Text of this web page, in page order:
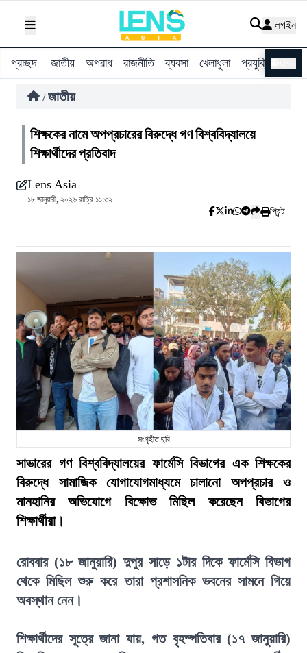
লগইন
প্রচ্ছদ জাতীয় অপরাধ রাজনীতি ব্যবসা খেলাধুলা প্রযুক্তি
/ জাতীয়
শিক্ষকের নামে অপপ্রচারের বিরুদ্ধে গণ বিশ্ববিদ্যালয়ে
শিক্ষার্থীদের প্রতিবাদ
Lens Asia
১৮ জানুয়ারী, ২০২৬ রাত্রি ১১:৩২
প্রিন্ট
সংগৃহীত ছবি
সাভারের গণ বিশ্ববিদ্যালয়ের ফার্মেসি বিভাগের এক শিক্ষকের
বিরুদ্ধে সামাজিক যোগাযোগমাধ্যমে চালানো অপপ্রচার ও
মানহানির অভিযোগে বিক্ষোভ মিছিল করেছেন বিভাগের
শিক্ষার্থীরা।
রোববার (১৮ জানুয়ারি) দুপুর সাড়ে ১টার দিকে ফার্মেসি বিভাগ
থেকে মিছিল শুরু করে তারা প্রশাসনিক ভবনের সামনে গিয়ে
অবস্থান নেন।
শিক্ষার্থীদের সূত্রে জানা যায়, গত বৃহস্পতিবার (১৭ জানুয়ারি)